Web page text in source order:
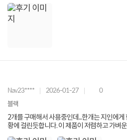
Nav23**** 2026-01-27 0
블랙
2개를 구매해서 사용중인데...한개는 지인에
황에 걸린듯합니다. 이 제품이 저렴하고 가벼운